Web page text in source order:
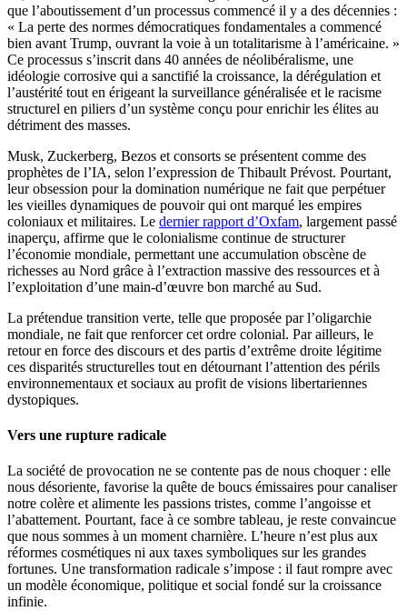
que l’aboutissement d’un processus commencé il y a des décennies :
« La perte des normes démocratiques fondamentales a commencé
bien avant Trump, ouvrant la voie à un totalitarisme à l’américaine. »
Ce processus s’inscrit dans 40 années de néolibéralisme, une
idéologie corrosive qui a sanctifié la croissance, la dérégulation et
l’austérité tout en érigeant la surveillance généralisée et le racisme
structurel en piliers d’un système conçu pour enrichir les élites au
détriment des masses.
Musk, Zuckerberg, Bezos et consorts se présentent comme des
prophètes de l’IA, selon l’expression de Thibault Prévost. Pourtant,
leur obsession pour la domination numérique ne fait que perpétuer
les vieilles dynamiques de pouvoir qui ont marqué les empires
coloniaux et militaires. Le dernier rapport d’Oxfam, largement passé
inaperçu, affirme que le colonialisme continue de structurer
l’économie mondiale, permettant une accumulation obscène de
richesses au Nord grâce à l’extraction massive des ressources et à
l’exploitation d’une main-d’œuvre bon marché au Sud.
La prétendue transition verte, telle que proposée par l’oligarchie
mondiale, ne fait que renforcer cet ordre colonial. Par ailleurs, le
retour en force des discours et des partis d’extrême droite légitime
ces disparités structurelles tout en détournant l’attention des périls
environnementaux et sociaux au profit de visions libertariennes
dystopiques.
Vers une rupture radicale
La société de provocation ne se contente pas de nous choquer : elle
nous désoriente, favorise la quête de boucs émissaires pour canaliser
notre colère et alimente les passions tristes, comme l’angoisse et
l’abattement. Pourtant, face à ce sombre tableau, je reste convaincue
que nous sommes à un moment charnière. L’heure n’est plus aux
réformes cosmétiques ni aux taxes symboliques sur les grandes
fortunes. Une transformation radicale s’impose : il faut rompre avec
un modèle économique, politique et social fondé sur la croissance
infinie.